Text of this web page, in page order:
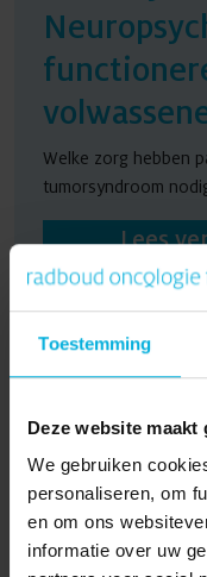
Toestemming
Deze website
We gebruiken
personaliseren, om
en om ons
informatie over uw
Welke zorg hebben
tumorsyndroom
Lees